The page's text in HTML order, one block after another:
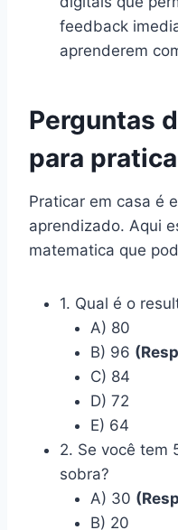
feedback
aprenderem
Perguntas
para
Praticar em casa é
aprendizado. Aqui
matematica que
1. Qual é o
A) 80
B) 96
C) 84
D) 72
E) 64
2. Se você tem
sobra?
A) 30
B) 20